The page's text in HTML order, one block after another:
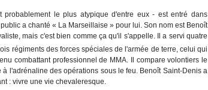
probablement le plus atypique d'entre eux - est entré dans
a chanté « La Marseillaise » pour lui. Son nom est Benoît
mais c'est bien comme ça qu'il s'appelle. Il a servi quatre
régiments des forces spéciales de l'armée de terre, celui qui
combattant professionnel de MMA. Il compare volontiers le
l'adrénaline des opérations sous le feu. Benoît Saint-Denis a
: vivre une vie chevaleresque.